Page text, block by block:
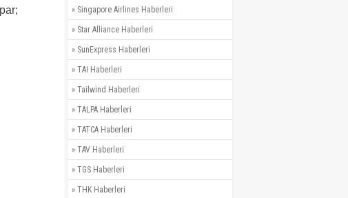
» Singapore Airlines Haberleri
» Star Alliance Haberleri
» SunExpress Haberleri
» TAI Haberleri
» Tailwind Haberleri
» TALPA Haberleri
» TATCA Haberleri
» TAV Haberleri
» TGS Haberleri
» THK Haberleri